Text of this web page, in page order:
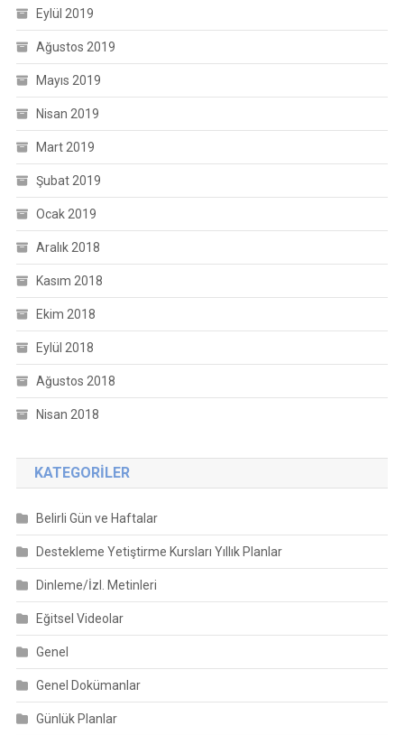
Eylül 2019
Ağustos 2019
Mayıs 2019
Nisan 2019
Mart 2019
Şubat 2019
Ocak 2019
Aralık 2018
Kasım 2018
Ekim 2018
Eylül 2018
Ağustos 2018
Nisan 2018
KATEGORILER
Belirli Gün ve Haftalar
Destekleme Yetiştirme Kursları Yıllık Planlar
Dinleme/İzl. Metinleri
Eğitsel Videolar
Genel
Genel Dokümanlar
Günlük Planlar